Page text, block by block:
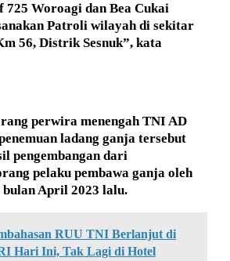
725 Woroagi dan Bea Cukai
Patroli wilayah di sekitar
56, Distrik Sesnuk”, kata
perwira menengah TNI AD
ladang ganja tersebut
pengembangan dari
pelaku pembawa ganja oleh
bulan April 2023 lalu.
RUU TNI Berlanjut di
Hari Ini, Tak Lagi di Hotel